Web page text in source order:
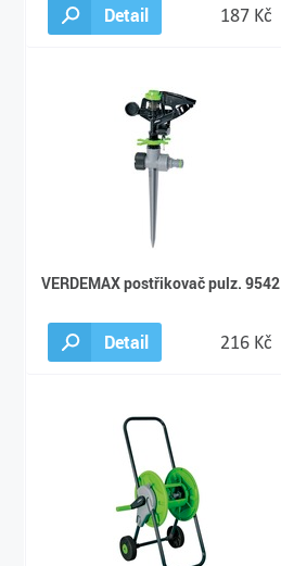
Detail 187 Kč
VERDEMAX postřikovač pulz. 9542
Detail 216 Kč